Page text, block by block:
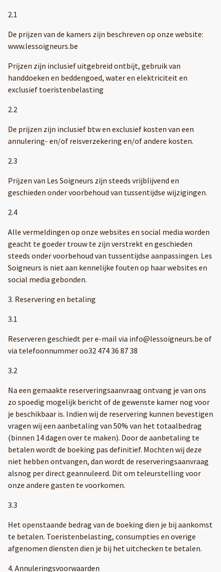
2.1
De prijzen van de kamers zijn beschreven op onze website:
www.lessoigneurs.be
Prijzen zijn inclusief uitgebreid ontbijt, gebruik van
handdoeken en beddengoed, water en elektriciteit en
exclusief toeristenbelasting
2.2
De prijzen zijn inclusief btw en exclusief kosten van een
annulering- en/of reisverzekering en/of andere kosten.
2.3
Prijzen van Les Soigneurs zijn steeds vrijblijvend en
geschieden onder voorbehoud van tussentijdse wijzigingen.
2.4
Alle vermeldingen op onze websites en social media worden
geacht te goeder trouw te zijn verstrekt en geschieden
steeds onder voorbehoud van tussentijdse aanpassingen. Les
Soigneurs is niet aan kennelijke fouten op haar websites en
social media gebonden.
3. Reservering en betaling
3.1
Reserveren geschiedt per e-mail via info@lessoigneurs.be of
via telefoonnummer oo32 474 36 87 38
3.2
Na een gemaakte reserveringsaanvraag ontvang je van ons
zo spoedig mogelijk bericht of de gewenste kamer nog voor
je beschikbaar is. Indien wij de reservering kunnen bevestigen
vragen wij een aanbetaling van 50% van het totaalbedrag
(binnen 14 dagen over te maken). Door de aanbetaling te
betalen wordt de boeking pas definitief. Mochten wij deze
niet hebben ontvangen, dan wordt de reserveringsaanvraag
alsnog per direct geannuleerd. Dit om teleurstelling voor
onze andere gasten te voorkomen.
3.3
Het openstaande bedrag van de boeking dien je bij aankomst
te betalen. Toeristenbelasting, consumpties en overige
afgenomen diensten dien je bij het uitchecken te betalen.
4. Annuleringsvoorwaarden